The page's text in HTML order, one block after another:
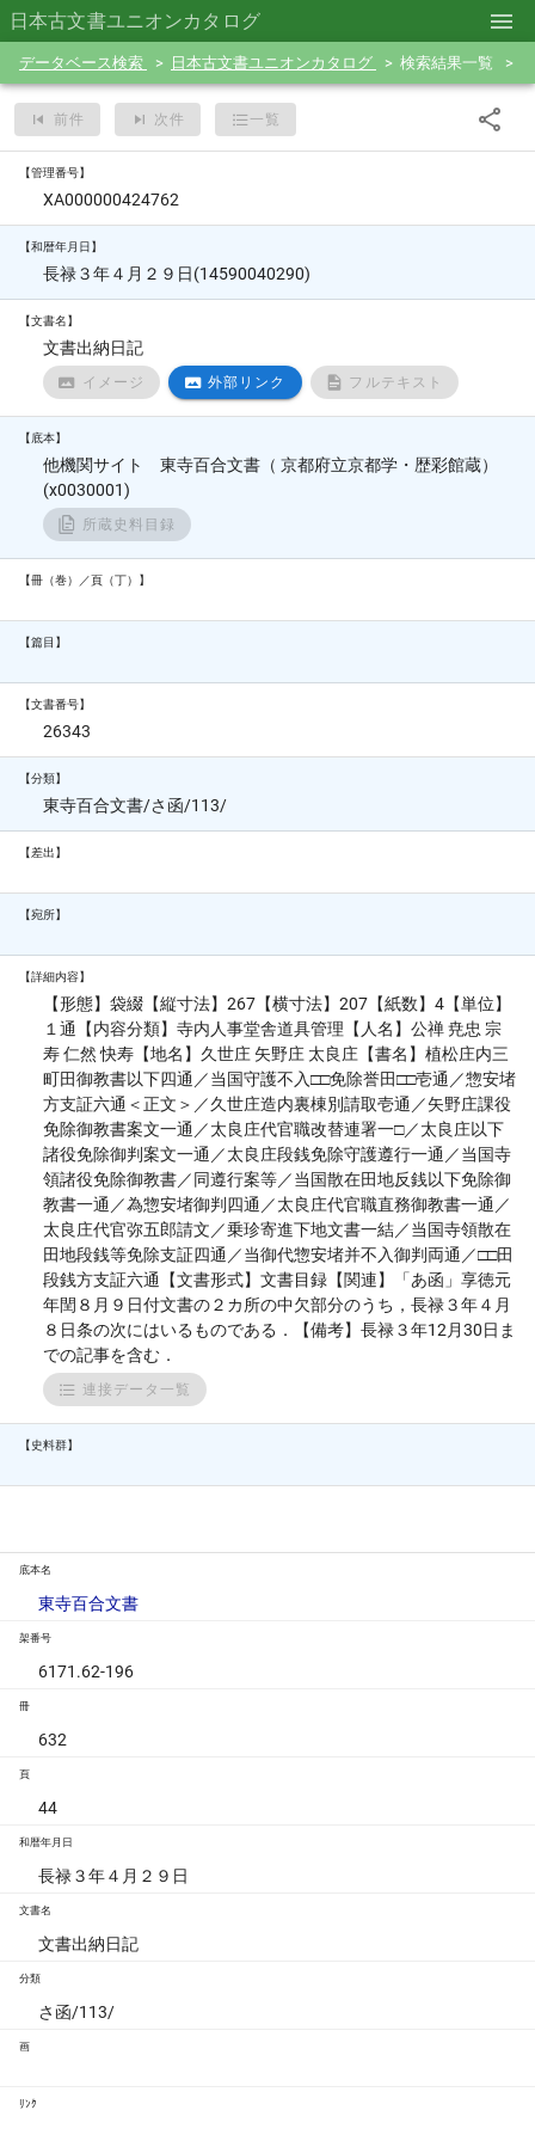
日本古文書ユニオンカタログ
データベース検索 日本古文書ユニオンカタログ 検索結果一覧
前件 次件 一覧
【管理番号】
XA000000424762
【和暦年月日】
長禄３年４月２９日(14590040290)
【文書名】
文書出納日記
イメージ 外部リンク フルテキスト
【底本】
他機関サイト 東寺百合文書（ 京都府立京都学・歴彩館蔵）
(x0030001)
所蔵史料目録
【冊（巻）／頁（丁）】
【篇目】
【文書番号】
26343
【分類】
東寺百合文書/さ函/113/
【差出】
【宛所】
【詳細内容】
【形態】袋綴【縦寸法】267【横寸法】207【紙数】4【単位】
１通【内容分類】寺内人事堂舎道具管理【人名】公禅 尭忠 宗
寿 仁然 快寿【地名】久世庄 矢野庄 太良庄【書名】植松庄内三
町田御教書以下四通／当国守護不入□□免除誉田□□壱通／惣安堵
方支証六通＜正文＞／久世庄造内裏棟別請取壱通／矢野庄課役
免除御教書案文一通／太良庄代官職改替連署一□／太良庄以下
諸役免除御判案文一通／太良庄段銭免除守護遵行一通／当国寺
領諸役免除御教書／同遵行案等／当国散在田地反銭以下免除御
教書一通／為惣安堵御判四通／太良庄代官職直務御教書一通／
太良庄代官弥五郎請文／乗珍寄進下地文書一結／当国寺領散在
田地段銭等免除支証四通／当御代惣安堵并不入御判両通／□□田
段銭方支証六通【文書形式】文書目録【関連】「あ函」享徳元
年閏８月９日付文書の２カ所の中欠部分のうち，長禄３年４月
８日条の次にはいるものである．【備考】長禄３年12月30日ま
での記事を含む．
連接データ一覧
【史料群】
底本名
東寺百合文書
架番号
6171.62-196
冊
632
頁
44
和暦年月日
長禄３年４月２９日
文書名
文書出納日記
分類
さ函/113/
画
ﾘﾝｸ